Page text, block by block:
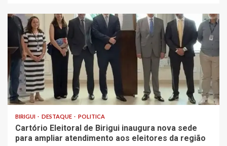
BIRIGUI DESTAQUE POLITICA
Cartório Eleitoral de Birigui inaugura nova sede
para ampliar atendimento aos eleitores da região